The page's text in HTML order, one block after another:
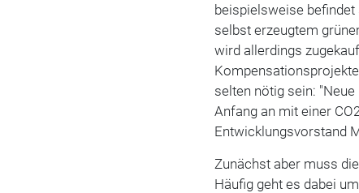
beispielsweise
selbst erzeugtem
wird allerdings
selten nötig sein: "Neue
Anfang an mit einer
Entwicklungsvorstand
Zunächst aber muss
Häufig geht es dabei